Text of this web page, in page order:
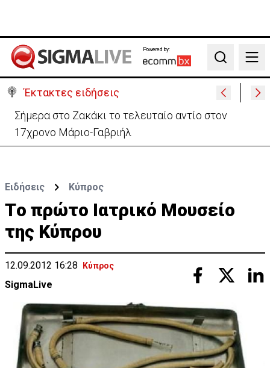
Powered by:
Search
Έκτακτες ειδήσεις
Σήμερα στο Ζακάκι το τελευταίο αντίο στον
17χρονο Μάριο-Γαβριήλ
Ειδήσεις Κύπρος
Tο πρώτο Ιατρικό Μουσείο
της Κύπρου
12.09.2012 16:28 Κύπρος
SigmaLive